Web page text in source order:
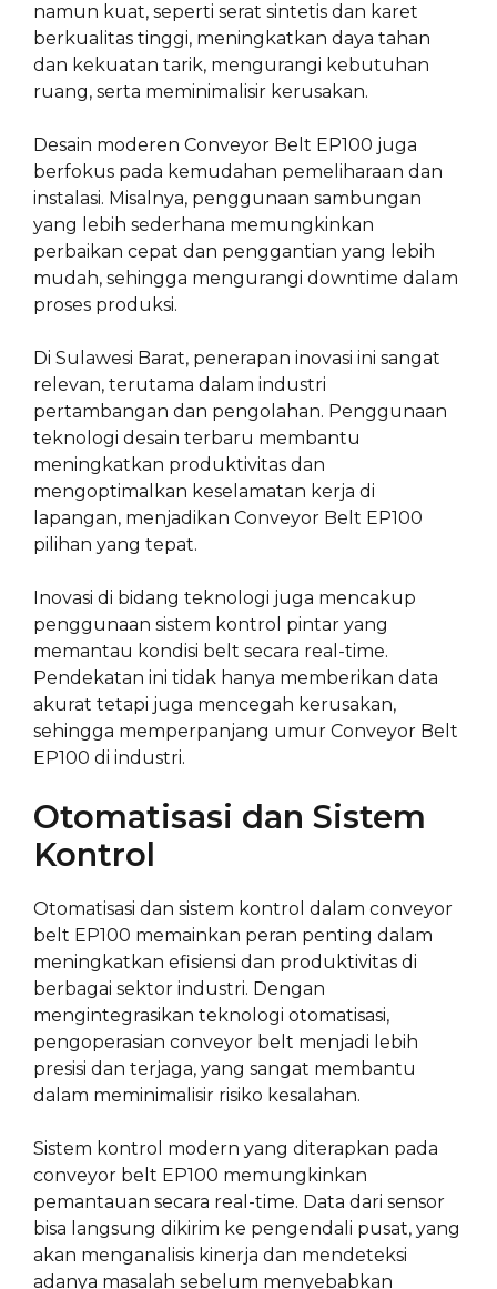
namun kuat, seperti serat sintetis dan karet
berkualitas tinggi, meningkatkan daya tahan
dan kekuatan tarik, mengurangi kebutuhan
ruang, serta meminimalisir kerusakan.
Desain moderen Conveyor Belt EP100 juga
berfokus pada kemudahan pemeliharaan dan
instalasi. Misalnya, penggunaan sambungan
yang lebih sederhana memungkinkan
perbaikan cepat dan penggantian yang lebih
mudah, sehingga mengurangi downtime dalam
proses produksi.
Di Sulawesi Barat, penerapan inovasi ini sangat
relevan, terutama dalam industri
pertambangan dan pengolahan. Penggunaan
teknologi desain terbaru membantu
meningkatkan produktivitas dan
mengoptimalkan keselamatan kerja di
lapangan, menjadikan Conveyor Belt EP100
pilihan yang tepat.
Inovasi di bidang teknologi juga mencakup
penggunaan sistem kontrol pintar yang
memantau kondisi belt secara real-time.
Pendekatan ini tidak hanya memberikan data
akurat tetapi juga mencegah kerusakan,
sehingga memperpanjang umur Conveyor Belt
EP100 di industri.
Otomatisasi dan Sistem
Kontrol
Otomatisasi dan sistem kontrol dalam conveyor
belt EP100 memainkan peran penting dalam
meningkatkan efisiensi dan produktivitas di
berbagai sektor industri. Dengan
mengintegrasikan teknologi otomatisasi,
pengoperasian conveyor belt menjadi lebih
presisi dan terjaga, yang sangat membantu
dalam meminimalisir risiko kesalahan.
Sistem kontrol modern yang diterapkan pada
conveyor belt EP100 memungkinkan
pemantauan secara real-time. Data dari sensor
bisa langsung dikirim ke pengendali pusat, yang
akan menganalisis kinerja dan mendeteksi
adanya masalah sebelum menyebabkan